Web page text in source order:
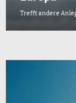
Trefft andere